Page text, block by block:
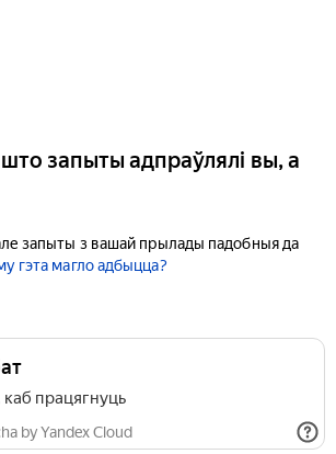
запыты адпраўлялі вы, а
запыты з вашай прылады падобныя да
гэта магло адбыцца?
каб працягнуць
by Yandex Cloud